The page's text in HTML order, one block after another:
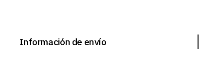
Información de envío